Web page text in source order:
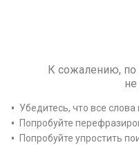
К сожалению, по
Убедитесь, что все
Попробуйте
Попробуйте упростить